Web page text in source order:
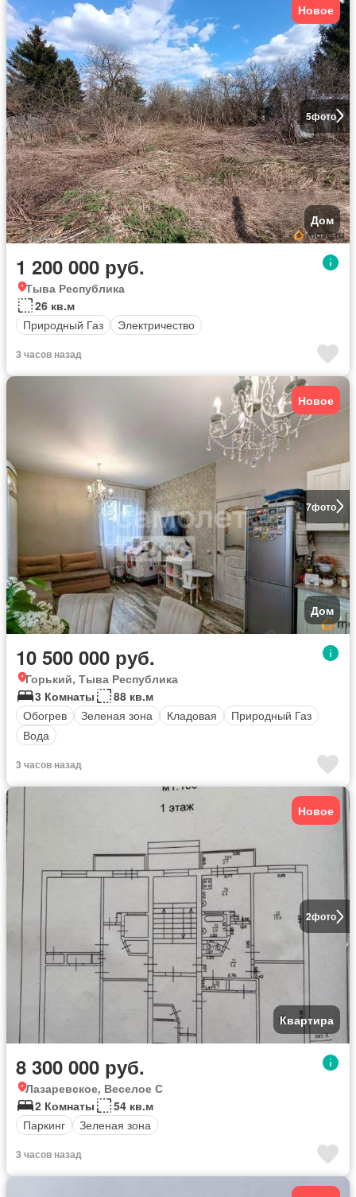
5фото
Новое
Дом
1 200 000 руб.
Тыва Республика
26 кв.м
Природный Газ
Электричество
3 часов назад
7фото
Новое
Дом
10 500 000 руб.
Горький, Тыва Республика
3 Комнаты
88 кв.м
Обогрев
Зеленая зона Кладовая
Природный Газ
Вода
3 часов назад
2фото
Новое
Квартира
8 300 000 руб.
Лазаревское, Веселое С
2 Комнаты
54 кв.м
Паркинг
Зеленая зона
3 часов назад